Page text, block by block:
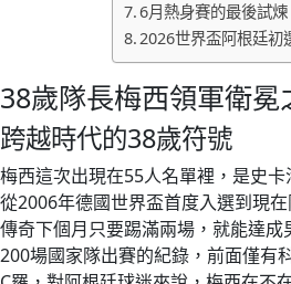
6月熱身賽的最後試煉
2026世界盃阿根廷初
38歲隊長梅西領軍衛冕
跨越時代的38歲符號
梅西這次出現在55人名單裡，是史卡
從2006年德國世界盃首度入選到現
傳奇下個月只要踢滿兩場，就能達
200場國家隊出賽的紀錄，前面僅有